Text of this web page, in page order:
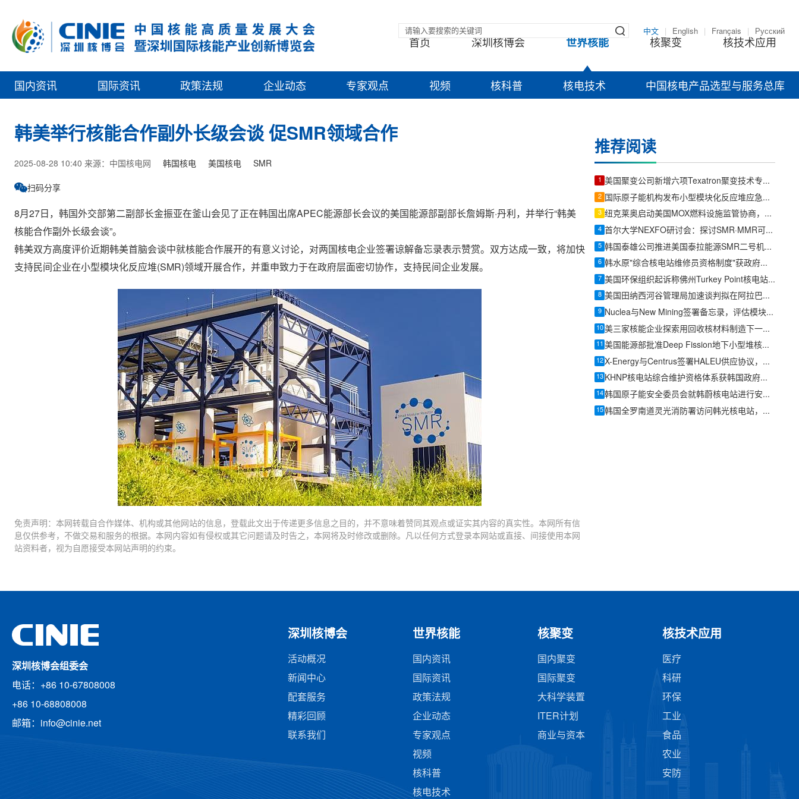
中文 English Français Русский
首页 深圳核博会 世界核能 核聚变 核技术应用
国内资讯 国际资讯 政策法规 企业动态 专家观点 视频 核科普 核电技术 中国核电产品选型与服务总库
韩美举行核能合作副外长级会谈 促SMR领域合作
2025-08-28 10:40 来源：中国核电网 韩国核电 美国核电 SMR
扫码分享
8月27日，韩国外交部第二副部长金振亚在釜山会见了正在韩国出席APEC能源部长会议的美国能源部副部长詹姆斯·丹利，并举行“韩美
核能合作副外长级会谈”。
韩美双方高度评价近期韩美首脑会谈中就核能合作展开的有意义讨论，对两国核电企业签署谅解备忘录表示赞赏。双方达成一致，将加快
支持民间企业在小型模块化反应堆(SMR)领域开展合作，并重申致力于在政府层面密切协作，支持民间企业发展。
免责声明：本网转载自合作媒体、机构或其他网站的信息，登载此文出于传递更多信息之目的，并不意味着赞同其观点或证实其内容的真实性。本网所有信
息仅供参考，不做交易和服务的根据。本网内容如有侵权或其它问题请及时告之，本网将及时修改或删除。凡以任何方式登录本网站或直接、间接使用本网
站资料者，视为自愿接受本网站声明的约束。
推荐阅读
1 美国聚变公司新增六项Texatron聚变技术专利申请
2 国际原子能机构发布小型模块化反应堆应急计划区技术文件
3 纽克莱奥启动美国MOX燃料设施监管协商，先进堆燃料供应链建设提速
4 首尔大学NEXFO研讨会：探讨SMR·MMR可持续发展解决方案
5 韩国泰雄公司推进美国泰拉能源SMR二号机组订单，发力核电与燃机锻件新赛道
6 韩水原"综合核电站维修员资格制度"获政府正式认可
7 美国环保组织起诉称佛州Turkey Point核电站续照需补充环境审查
8 美国田纳西河谷管理局加速谈判拟在阿拉巴马Bellefonte旧址部署小型模块化反应堆
9 Nuclea与New Mining签署备忘录，评估模块化反应堆为数据中心供电
10 美三家核能企业探索用回收核材料制造下一代反应堆燃料
11 美国能源部批准Deep Fission地下小型堆核安全设计协议
12 X-Energy与Centrus签署HALEU供应协议，美国先进核燃料供应链提速
13 KHNP核电站综合维护资格体系获韩国政府认可
14 韩国原子能安全委员会就韩蔚核电站进行安全检查
15 韩国全罗南道灵光消防署访问韩光核电站，加强灾难应对协同体系。
深圳核博会组委会
电话：+86 10-67808008
+86 10-68808008
邮箱：info@cinie.net
深圳核博会
活动概况
新闻中心
配套服务
精彩回顾
联系我们
世界核能
国内资讯
国际资讯
政策法规
企业动态
专家观点
视频
核科普
核电技术
核聚变
国内聚变
国际聚变
大科学装置
ITER计划
商业与资本
核技术应用
医疗
科研
环保
工业
食品
农业
安防